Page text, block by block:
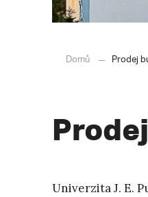
Domů Prodej
Univerzita J. E.